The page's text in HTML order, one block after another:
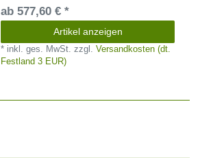
ab 577,60 € *
Artikel anzeigen
* inkl. ges. MwSt. zzgl.Versandkosten (dt.
Festland 3 EUR)